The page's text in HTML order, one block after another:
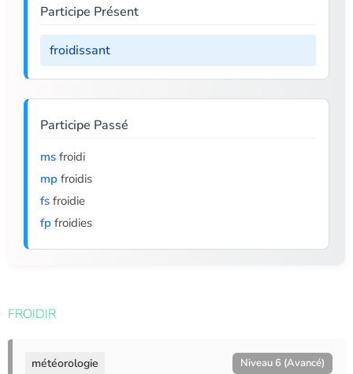
Participe Présent
froidissant
Participe Passé
ms froidi
mp froidis
fs froidie
fp froidies
FROIDIR
météorologie Niveau 6 (Avancé)